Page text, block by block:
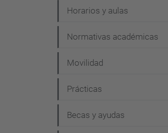
Horarios y aulas
Normativas académicas
Movilidad
Prácticas
Becas y ayudas